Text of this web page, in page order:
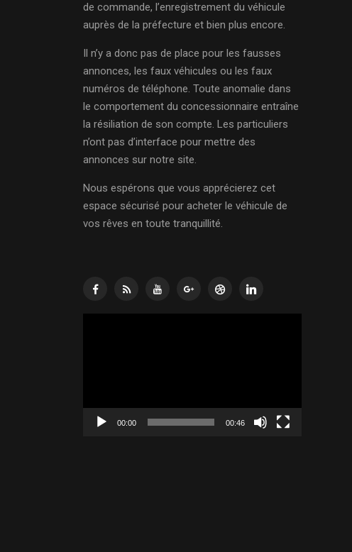
de commande, l’enregistrement du véhicule
auprès de la préfecture et bien plus encore.
Il n’y a donc pas de place pour les fausses
annonces, les faux véhicules ou les faux
numéros de téléphone. Toute anomalie dans
le comportement du concessionnaire entraîne
la résiliation de son compte. Les particuliers
n’ont pas d’interface pour mettre des
annonces sur notre site.
Nous espérons que vous apprécierez cet
espace sécurisé pour acheter le véhicule de
vos rêves en toute tranquillité.
00:00 00:46